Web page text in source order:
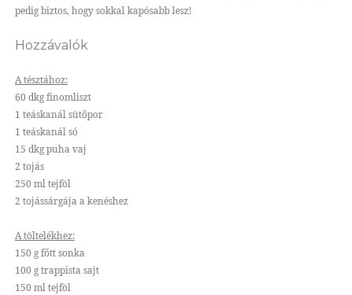
pedig biztos, hogy sokkal kapósabb lesz!
Hozzávalók
A tésztához:
60 dkg finomliszt
1 teáskanál sütőpor
1 teáskanál só
15 dkg puha vaj
2 tojás
250 ml tejföl
2 tojássárgája a kenéshez
A töltelékhez:
150 g főtt sonka
100 g trappista sajt
150 ml tejföl